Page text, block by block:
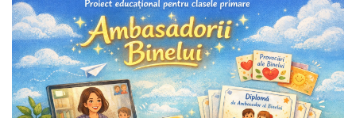
Carte online pentru copii
Carti pentru copii 0-7 ani